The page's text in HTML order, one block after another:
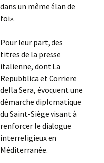
dans un même élan de
foi».
Pour leur part, des
titres de la presse
italienne, dont La
Repubblica et Corriere
della Sera, évoquent une
démarche diplomatique
du Saint-Siège visant à
renforcer le dialogue
interreligieux en
Méditerranée.